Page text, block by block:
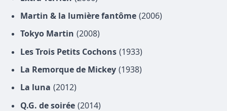
Martin & la lumière fantôme (2006)
Tokyo Martin (2008)
Les Trois Petits Cochons (1933)
La Remorque de Mickey (1938)
La luna (2012)
Q.G. de soirée (2014)